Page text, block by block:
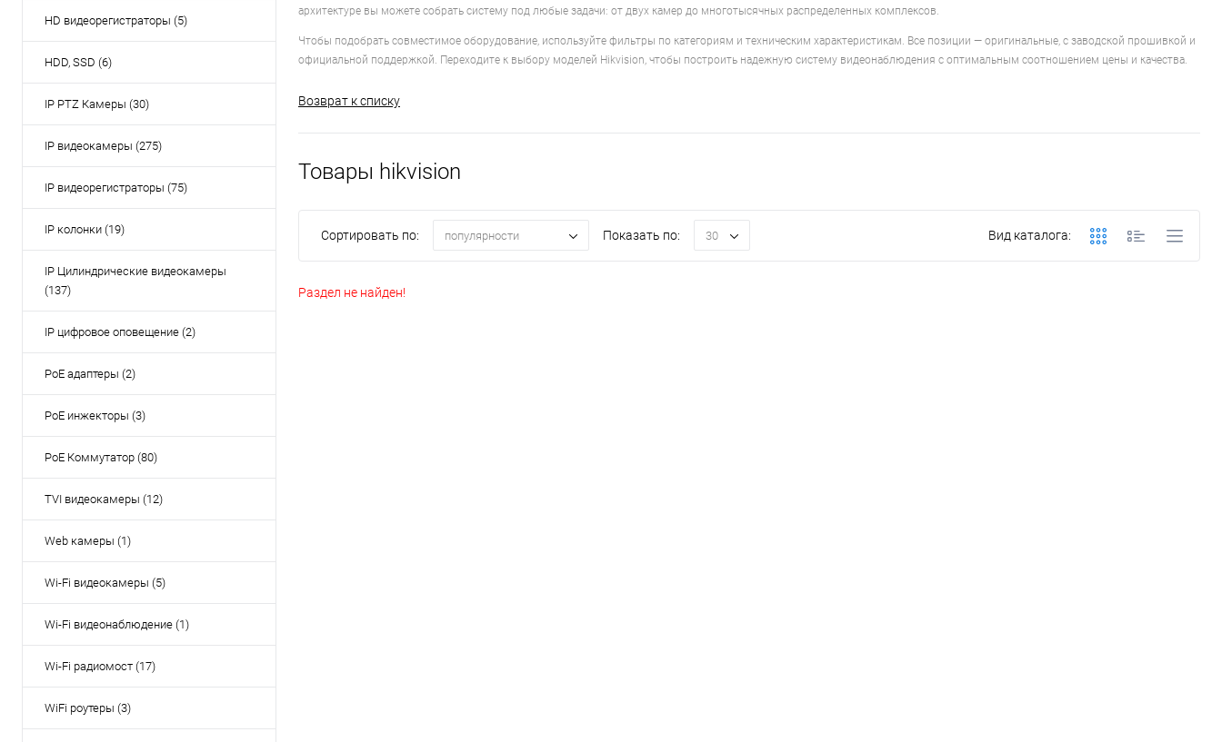
HD видеорегистраторы (5)
HDD, SSD (6)
IP PTZ Камеры (30)
IP видеокамеры (275)
IP видеорегистраторы (75)
IP колонки (19)
IP Цилиндрические видеокамеры
(137)
IP цифровое оповещение (2)
PoE адаптеры (2)
PoE инжекторы (3)
PoE Коммутатор (80)
TVI видеокамеры (12)
Web камеры (1)
Wi-Fi видеокамеры (5)
Wi-Fi видеонаблюдение (1)
Wi-Fi радиомост (17)
WiFi роутеры (3)
архитектуре вы можете собрать систему под любые задачи: от двух камер до многотысячных распределенных комплексов.
Чтобы подобрать совместимое оборудование, используйте фильтры по категориям и техническим характеристикам. Все позиции — оригинальные, с заводской прошивкой и
официальной поддержкой. Переходите к выбору моделей Hikvision, чтобы построить надежную систему видеонаблюдения с оптимальным соотношением цены и качества.
Возврат к списку
Товары hikvision
Сортировать по: популярности Показать по: 30 Вид каталога:
Раздел не найден!